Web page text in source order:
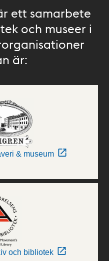
ett samarbete
och museer i
är:
& museum
och bibliotek